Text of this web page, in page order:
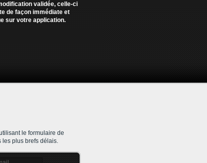
validée, celle-ci
de façon immédiate et
sur votre application.
le formulaire de
les plus brefs délais.